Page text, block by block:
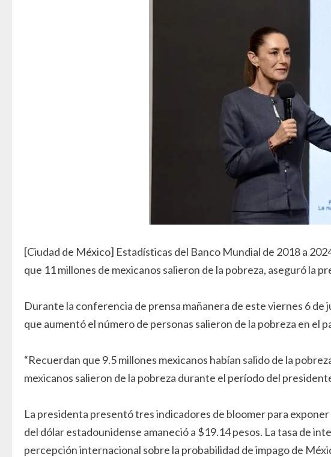
[Ciudad de México] Estadísticas del Banco Mundial de 2018 a
que 11 millones de mexicanos salieron de la pobreza, aseguró la
Durante la conferencia de prensa mañanera de este viernes 6
que aumentó el número de personas salieron de la pobreza en el
“Recuerdan que 9.5 millones mexicanos habían salido de la
mexicanos salieron de la pobreza durante el período del
La presidenta presentó tres indicadores de bloomer para
del dólar estadounidense amaneció a $19.14 pesos. La tasa de
percepción internacional sobre la probabilidad de impago de